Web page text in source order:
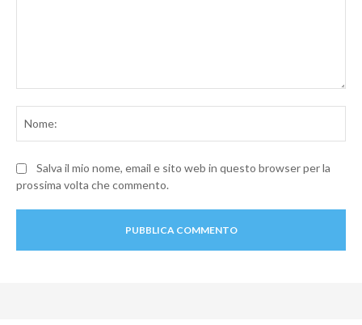
Salva il mio nome, email e sito web in questo browser per la
prossima volta che commento.